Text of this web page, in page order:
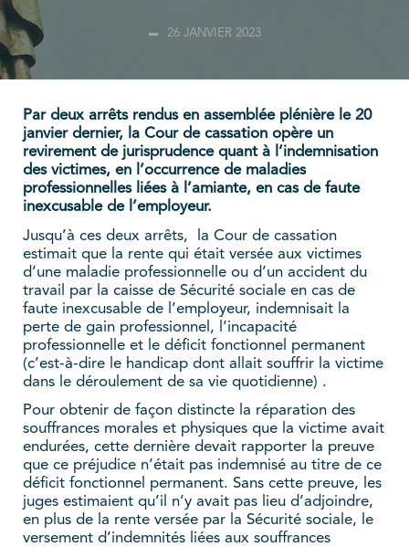
26 JANVIER 2023
Par deux arrêts rendus en assemblée plénière le 20
janvier dernier, la Cour de cassation opère un
revirement de jurisprudence quant à l’indemnisation
des victimes, en l’occurrence de maladies
professionnelles liées à l’amiante, en cas de faute
inexcusable de l’employeur.
Jusqu’à ces deux arrêts, la Cour de cassation
estimait que la rente qui était versée aux victimes
d’une maladie professionnelle ou d’un accident du
travail par la caisse de Sécurité sociale en cas de
faute inexcusable de l’employeur, indemnisait la
perte de gain professionnel, l’incapacité
professionnelle et le déficit fonctionnel permanent
(c’est-à-dire le handicap dont allait souffrir la victime
dans le déroulement de sa vie quotidienne) .
Pour obtenir de façon distincte la réparation des
souffrances morales et physiques que la victime avait
endurées, cette dernière devait rapporter la preuve
que ce préjudice n’était pas indemnisé au titre de ce
déficit fonctionnel permanent. Sans cette preuve, les
juges estimaient qu’il n’y avait pas lieu d’adjoindre,
en plus de la rente versée par la Sécurité sociale, le
versement d’indemnités liées aux souffrances